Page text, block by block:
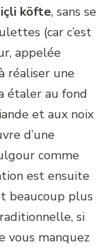
içli köfte, sans se
(car c’est
appelée
réaliser une
étaler au fond
et aux noix
d’une
comme
est ensuite
beaucoup plus
si
vous manquez